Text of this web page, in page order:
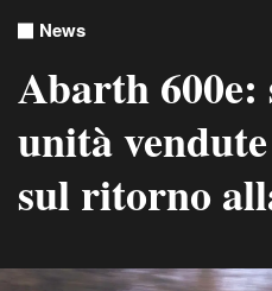
News
Abarth 600e:
unità
sul ritorno